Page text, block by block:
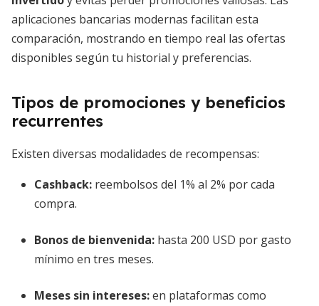
aplicaciones bancarias modernas facilitan esta
comparación, mostrando en tiempo real las ofertas
disponibles según tu historial y preferencias.
Tipos de promociones y beneficios
recurrentes
Existen diversas modalidades de recompensas:
Cashback: reembolsos del 1% al 2% por cada
compra.
Bonos de bienvenida: hasta 200 USD por gasto
mínimo en tres meses.
Meses sin intereses:en plataformas como